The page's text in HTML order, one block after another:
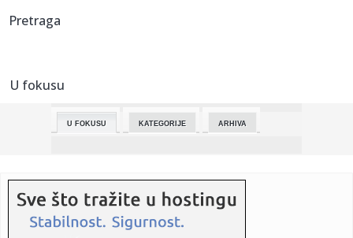
partn...
15:30:
15:30: VIDEO: Najgostoljubiviji gradovi sveta za 2026. godinu
15:26:U Srbiji 600 sela bez ijedne krave, a prelevmani i nacionalna
lab...
Pretraga
U fokusu
U FOKUSU KATEGORIJE ARHIVA